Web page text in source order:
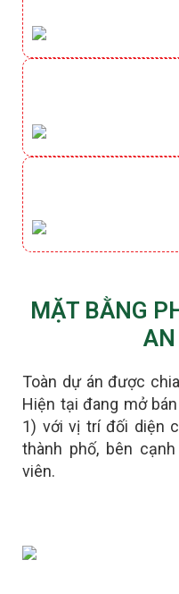
MẶT BẰNG
Toàn dự án được
Hiện tại đang mở
1) với vị trí đối diện
thành phố, bên
viên.